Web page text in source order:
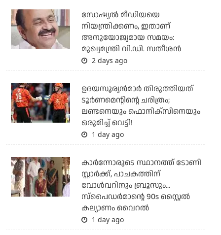
സോഷ്യല്‍ മീഡിയയെ
നിയന്ത്രിക്കണം, ഇതാണ്
അനുയോജ്യമായ സമയം:
മുഖ്യമന്ത്രി വി.ഡി. സതീശന്‍
2 days ago
ഉദയസൂര്യന്‍മാര്‍ തിരുത്തിയത്
ടൂര്‍ണമെന്റിന്റെ ചരിത്രം;
ലണ്ടനെയും ഫൊനിക്‌സിനെയും
ഒരുമിച്ച് വെട്ടി!
1 day ago
കാര്‍ന്നോരുടെ സ്ഥാനത്ത് ടോണി
സ്റ്റാര്‍ക്ക്, പാചകത്തിന്
വോള്‍വറിനും ബ്രൂസും...
സ്‌പൈഡര്‍മാന്റെ 90s സ്റ്റൈല്‍
കല്യാണം വൈറല്‍
1 day ago